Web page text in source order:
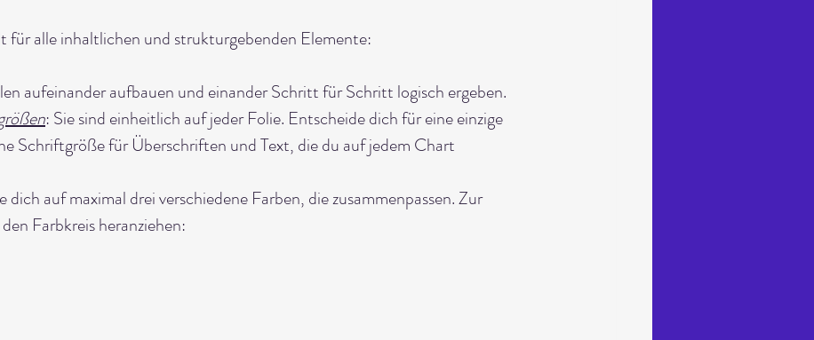
für alle inhaltlichen und strukturgebenden Elemente:
aufeinander aufbauen und einander Schritt für Schritt logisch ergeben.
: Sie sind einheitlich auf jeder Folie. Entscheide dich für eine einzige
Schriftgröße für Überschriften und Text, die du auf jedem Chart
dich auf maximal drei verschiedene Farben, die zusammenpassen. Zur
Farbkreis heranziehen: